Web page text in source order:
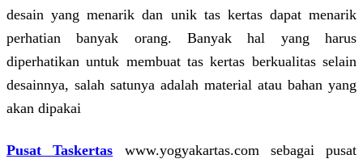
desain yang menarik dan unik tas kertas dapat menarik
perhatian banyak orang. Banyak hal yang harus
diperhatikan untuk membuat tas kertas berkualitas selain
desainnya, salah satunya adalah material atau bahan yang
akan dipakai
Pusat Taskertas
www.yogyakartas.com sebagai pusat